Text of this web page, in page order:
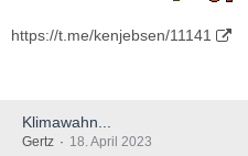
https://t.me/kenjebsen/11141
Klimawahn...
Gertz 18. April 2023